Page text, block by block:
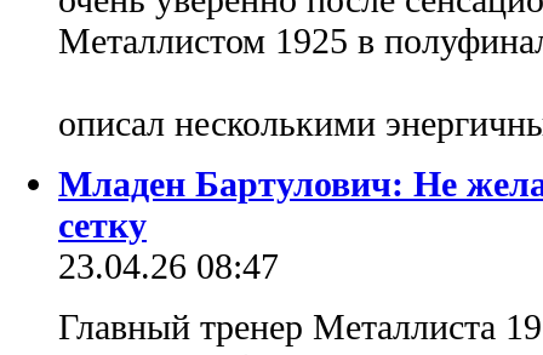
Металлистом 1925 в
описал несколькими
Младен Бартулович: Не
сетку
23.04.26 08:47
Главный тренер Металлиста